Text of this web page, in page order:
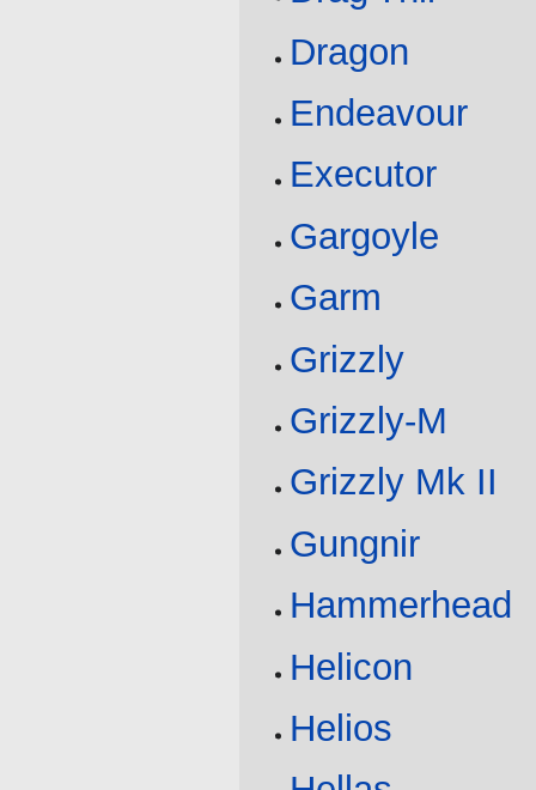
Dragon
Endeavour
Executor
Gargoyle
Garm
Grizzly
Grizzly-M
Grizzly Mk II
Gungnir
Hammerhead
Helicon
Helios